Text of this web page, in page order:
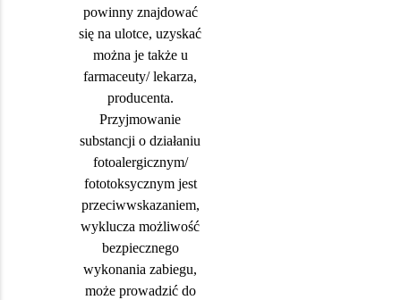
powinny znajdować
się na ulotce, uzyskać
można je także u
farmaceuty/ lekarza,
producenta.
Przyjmowanie
substancji o działaniu
fotoalergicznym/
fototoksycznym jest
przeciwwskazaniem,
wyklucza możliwość
bezpiecznego
wykonania zabiegu,
może prowadzić do